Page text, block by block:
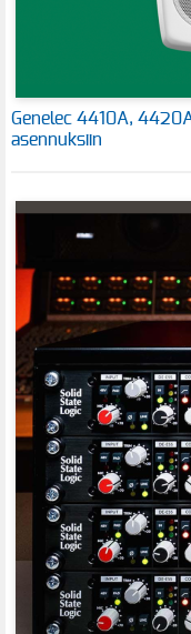
Genelec 4410A,
asennuksiin